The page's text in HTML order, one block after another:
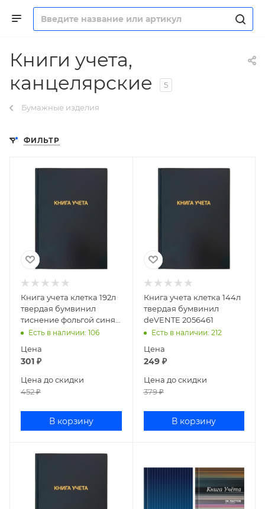
Книги учета,
канцелярские
5
Бумажные изделия
ФИЛЬТР
Книга учета клетка 192л
твердая бумвинил
тиснение фольгой синяя
deVENTE 2056462
Есть в наличии: 106
Цена
301 ₽
Цена до скидки
452₽
В корзину
Книга учета клетка 144л
твердая бумвинил
deVENTE 2056461
Есть в наличии: 212
Цена
249₽
Цена до скидки
379₽
В корзину